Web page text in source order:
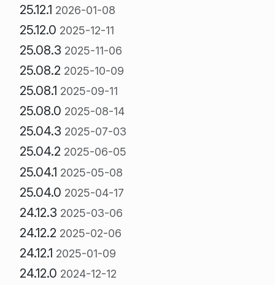
25.12.1 2026-01-08
25.12.0 2025-12-11
25.08.3 2025-11-06
25.08.2 2025-10-09
25.08.1 2025-09-11
25.08.0 2025-08-14
25.04.3 2025-07-03
25.04.2 2025-06-05
25.04.1 2025-05-08
25.04.0 2025-04-17
24.12.3 2025-03-06
24.12.2 2025-02-06
24.12.1 2025-01-09
24.12.0 2024-12-12